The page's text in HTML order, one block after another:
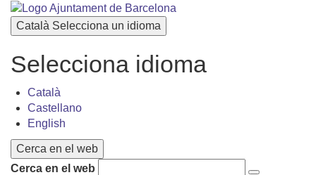
Català Selecciona un idioma
Selecciona idioma
Català
Castellano
English
Cerca en el web
Cerca en el web